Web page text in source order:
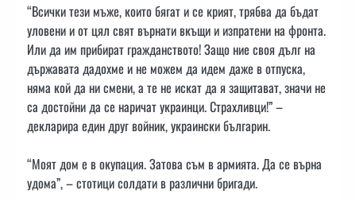
“Всички тези мъже, които бягат и се крият, трябва да бъдат
уловени и от цял свят върнати вкъщи и изпратени на фронта.
Или да им прибират гражданството! Защо ние своя дълг на
държавата дадохме и не можем да идем даже в отпуска,
няма кой да ни смени, а те не искат да я защитават, значи не
са достойни да се наричат украинци. Страхливци!” –
декларира един друг войник, украински българин.
“Моят дом е в окупация. Затова съм в армията. Да се върна
удома”, – стотици солдати в различни бригади.